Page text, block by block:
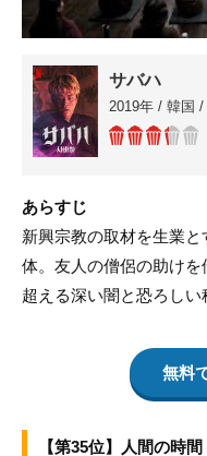
サバハ
2019年 / 韓国 /
あらすじ
新興宗教の取材を生業
体。友人の僧侶の助け
超える深い闇と恐ろし
無料
【第35位】人間の時